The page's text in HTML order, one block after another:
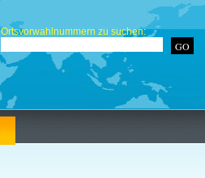
Ortsvorwahlnummern zu suchen: